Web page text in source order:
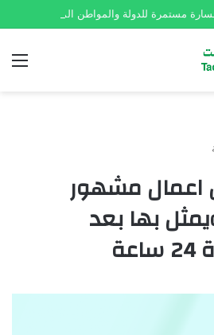
مستمرة للدولة والمواطن الموريتاني
اعمال مشهور
بها بعد